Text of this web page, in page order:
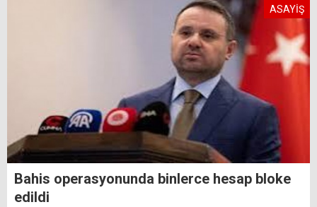
ASAYİŞ
Bahis operasyonunda binlerce hesap bloke
edildi